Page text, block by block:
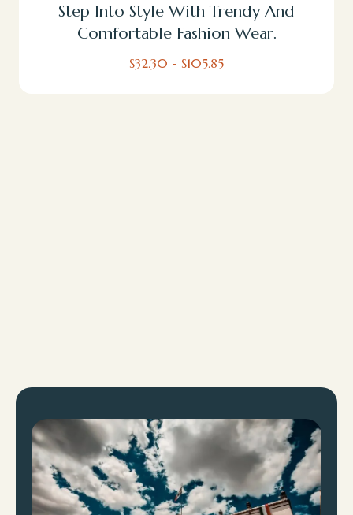
Step Into Style With Trendy And
Comfortable Fashion Wear.
$32.30 - $105.85